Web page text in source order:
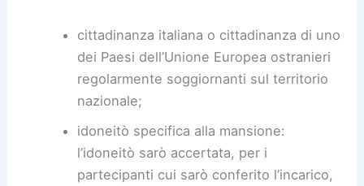
cittadinanza italiana o cittadinanza di uno
dei Paesi dell’Unione Europea ostranieri
regolarmente soggiornanti sul territorio
nazionale;
idoneitò specifica alla mansione:
l’idoneitò sarò accertata, per i
partecipanti cui sarò conferito l’incarico,